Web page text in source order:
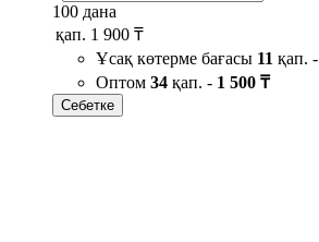
100 дана
қап. 1 900 ₸
Ұсақ көтерме бағасы 11 қап. -
Оптом 34 қап. - 1 500 ₸
Себетке